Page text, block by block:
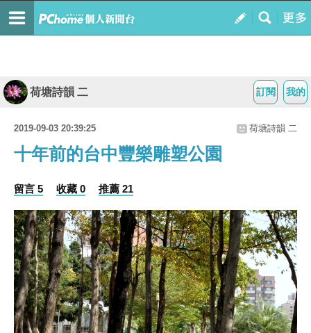
我的
訂閱
荷塘詩韻 二
2019-09-03 20:39:25 荷塘詩韻 二
十年前的台中豐樂雕塑公園
留言 5 收藏 0 推薦 21